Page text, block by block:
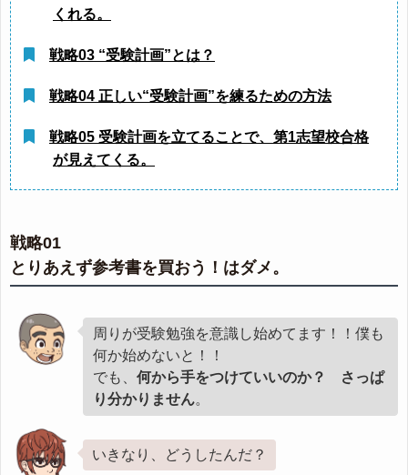
くれる。
戦略03 “受験計画”とは？
戦略04 正しい“受験計画”を練るための方法
戦略05 受験計画を立てることで、第1志望校合格
が見えてくる。
戦略01
とりあえず参考書を買おう！はダメ。
周りが受験勉強を意識し始めてます！！僕も
何か始めないと！！
でも、 何から手をつけていいのか？ さっぱ
り分かりません。
いきなり、どうしたんだ？